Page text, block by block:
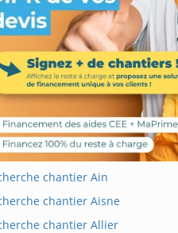
chantier Ain
chantier Aisne
chantier Allier